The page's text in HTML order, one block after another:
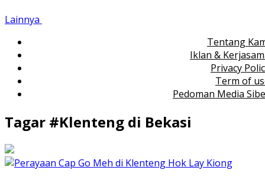
Lainnya
Tentang
Iklan &
Privacy
Term of
Pedoman Media
Tagar #Klenteng di Bekasi